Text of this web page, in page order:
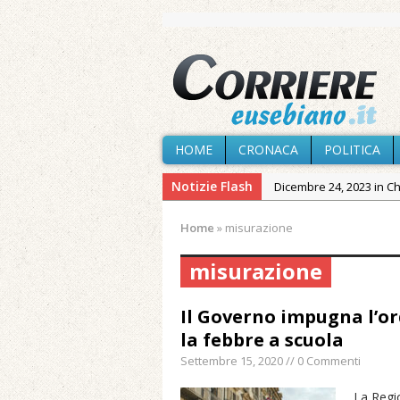
HOME CRONACA POLITICA
Notizie Flash Dicembre 24, 2023 in
provvisoria»
Agosto 7, 2026 in
Agosto 7, 2026 in
Agosto 7, 2026 in
Agosto 7, 2026 in
Home » misurazione
misurazione
Il Governo impugna
la febbre a scuola
Settembre 15, 2020 // 0 Commenti